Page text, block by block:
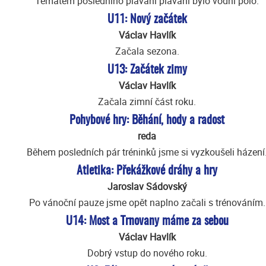
U11: Nový začátek
Václav Havlík
Začala sezona.
U13: Začátek zimy
Václav Havlík
Začala zimní část roku.
Pohybové hry: Běhání, hody a radost
reda
Během posledních pár tréninků jsme si vyzkoušeli
Atletika: Překážkové dráhy a hry
Jaroslav Sádovský
Po vánoční pauze jsme opět naplno začali s trénováním.
U14: Most a Trnovany máme za sebou
Václav Havlík
Dobrý vstup do nového roku.